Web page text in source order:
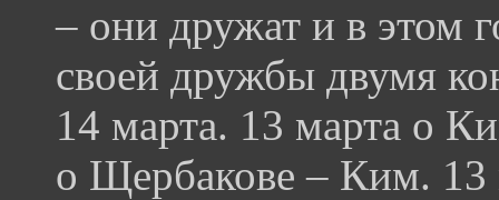
– они дружат и в этом
своей дружбы двумя
14 марта. 13 марта о
о Щербакове – Ким. 13